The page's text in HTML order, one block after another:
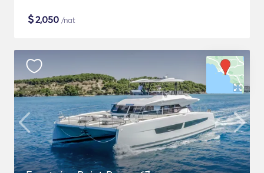
$2,050 /nat